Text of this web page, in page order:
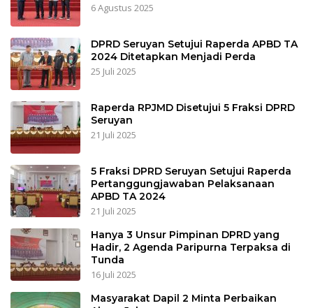
6 Agustus 2025
DPRD Seruyan Setujui Raperda APBD TA
2024 Ditetapkan Menjadi Perda
25 Juli 2025
Raperda RPJMD Disetujui 5 Fraksi DPRD
Seruyan
21 Juli 2025
5 Fraksi DPRD Seruyan Setujui Raperda
Pertanggungjawaban Pelaksanaan
APBD TA 2024
21 Juli 2025
Hanya 3 Unsur Pimpinan DPRD yang
Hadir, 2 Agenda Paripurna Terpaksa di
Tunda
16 Juli 2025
Masyarakat Dapil 2 Minta Perbaikan